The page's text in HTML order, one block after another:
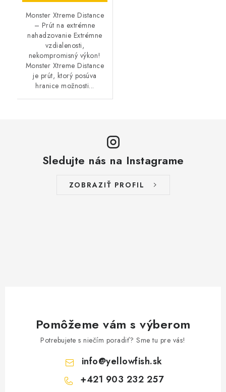
Monster Xtreme Distance
– Prút na extrémne
nahadzovanie Extrémne
vzdialenosti,
nekompromisný výkon!
Monster Xtreme Distance
je prút, ktorý posúva
hranice možnosti...
Sledujte nás na Instagrame
ZOBRAZIŤ PROFIL
Pomôžeme vám s výberom
Potrebujete s niečím poradiť? Sme tu pre vás!
info@yellowfish.sk
+421 903 232 257